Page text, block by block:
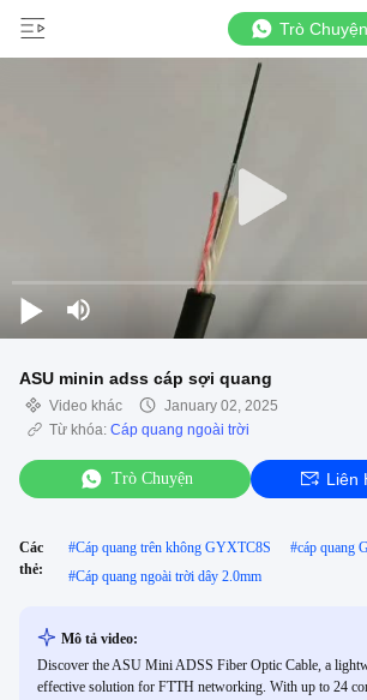
Trò Chuyện
ASU minin adss cáp sợi quang
Video khác
January 02, 2025
Từ khóa: Cáp quang ngoài trời
Trò Chuyện Liên
Các
thẻ:
#Cáp quang trên không GYXTC8S #cáp quang
#Cáp quang ngoài trời dây 2.0mm
Mô tả video:
Discover the ASU Mini ADSS Fiber Optic Cable, a
effective solution for FTTH networking. With up to 24